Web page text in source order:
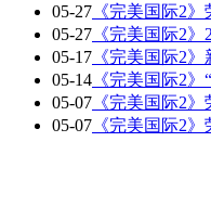
05-27 《完美国际2
05-27 《完美国际2
05-17 《完美国际2
05-14 《完美国际2
05-07 《完美国际2
05-07 《完美国际2